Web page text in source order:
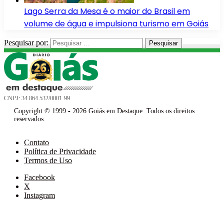
Lago Serra da Mesa é o maior do Brasil em
volume de água e impulsiona turismo em Goiás
Pesquisar por:
CNPJ: 34.864.532/0001-99
Copyright © 1999 - 2026 Goiás em Destaque. Todos os direitos
reservados.
Contato
Política de Privacidade
Termos de Uso
Facebook
X
Instagram